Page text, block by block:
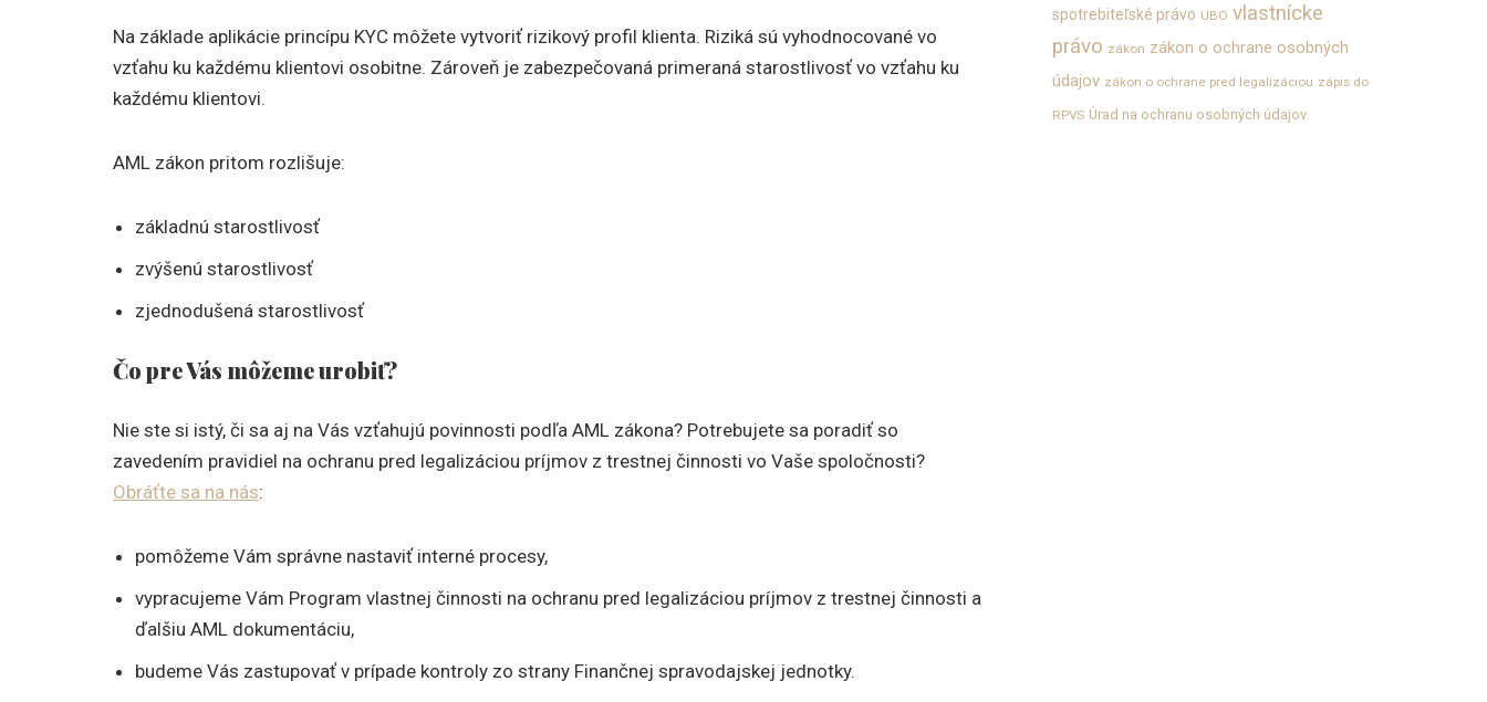
Na základe aplikácie princípu KYC môžete vytvoriť rizikový profil klienta. Riziká sú vyhodnocované vo
vzťahu ku každému klientovi osobitne. Zároveň je zabezpečovaná primeraná starostlivosť vo vzťahu ku
každému klientovi.
AML zákon pritom rozlišuje:
základnú starostlivosť
zvýšenú starostlivosť
zjednodušená starostlivosť
Čo pre Vás môžeme urobiť?
Nie ste si istý, či sa aj na Vás vzťahujú povinnosti podľa AML zákona? Potrebujete sa poradiť so
zavedením pravidiel na ochranu pred legalizáciou príjmov z trestnej činnosti vo Vaše spoločnosti?
Obráťte sa na nás:
pomôžeme Vám správne nastaviť interné procesy,
vypracujeme Vám Program vlastnej činnosti na ochranu pred legalizáciou príjmov z trestnej činnosti a
ďalšiu AML dokumentáciu,
budeme Vás zastupovať v prípade kontroly zo strany Finančnej spravodajskej jednotky.
spotrebiteľské právo UBO vlastnícke
právo zákon zákon o ochrane osobných
údajov zákon o ochrane pred legalizáciou zápis do
RPVS Úrad na ochranu osobných údajov